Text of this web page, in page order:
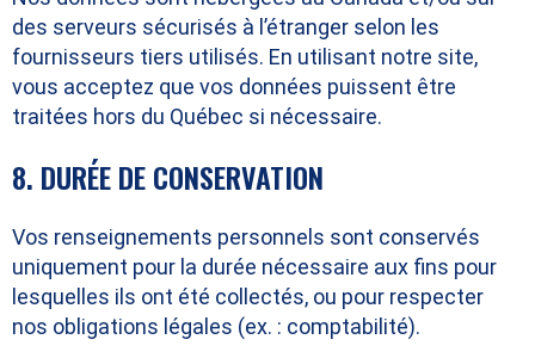
des serveurs sécurisés à l’étranger selon les
fournisseurs tiers utilisés. En utilisant notre site,
vous acceptez que vos données puissent être
traitées hors du Québec si nécessaire.
8. DURÉE DE CONSERVATION
Vos renseignements personnels sont conservés
uniquement pour la durée nécessaire aux fins pour
lesquelles ils ont été collectés, ou pour respecter
nos obligations légales (ex. : comptabilité).